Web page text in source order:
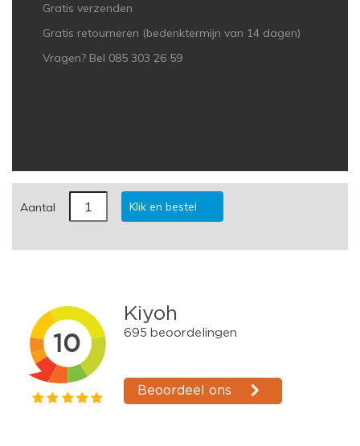
Gratis verzenden
Gratis retourneren (bedenktermijn van 14 dagen)
Vragen? Bel 085 303 26 59
Aantal Klik en bestel